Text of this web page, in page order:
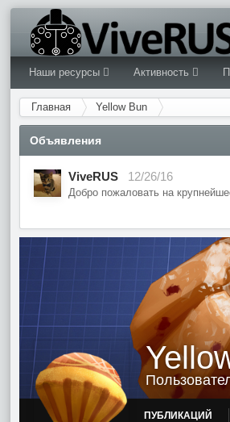
Наши ресурсы Активность
Главная Yellow Bun
Объявления
ViveRUS 12/26/16
Добро пожаловать на
ПУБЛИКАЦИЙ